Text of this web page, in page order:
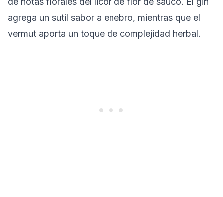
agrega un sutil sabor a enebro, mientras que el
vermut aporta un toque de complejidad herbal.